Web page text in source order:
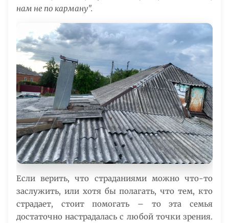
нам не по карману".
Если верить, что страданиями можно что-то
заслужить, или хотя бы полагать, что тем, кто
страдает, стоит помогать – то эта семья
достаточно настрадалась с любой точки зрения.